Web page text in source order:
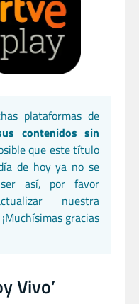
plataformas de
contenidos sin
que este título
de hoy ya no se
así, por favor
nuestra
gracias
Vivo’